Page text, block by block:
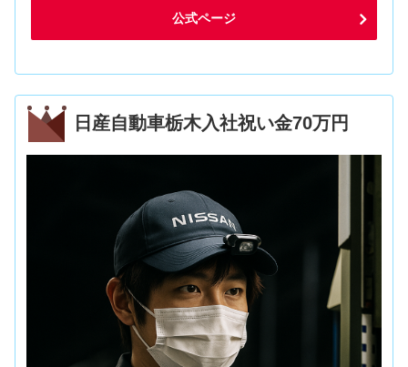
公式ページ
日産自動車栃木入社祝い金70万円